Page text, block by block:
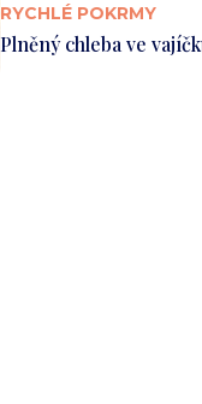
RYCHLÉ POKRMY
Plněný chleba ve